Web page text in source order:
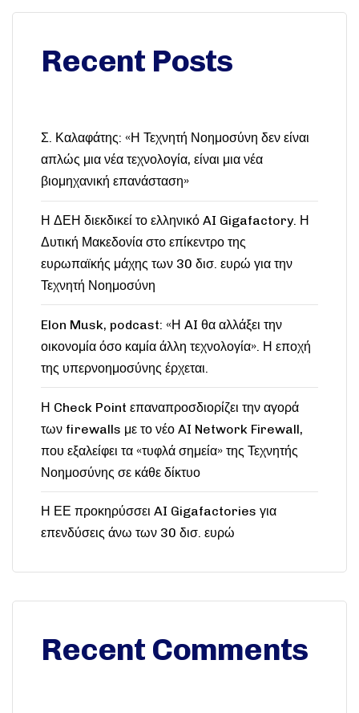
Recent Posts
Σ. Καλαφάτης: «Η Τεχνητή Νοημοσύνη δεν είναι
απλώς μια νέα τεχνολογία, είναι μια νέα
βιομηχανική επανάσταση»
Η ΔΕΗ διεκδικεί το ελληνικό AI Gigafactory. Η
Δυτική Μακεδονία στο επίκεντρο της
ευρωπαϊκής μάχης των 30 δισ. ευρώ για την
Τεχνητή Νοημοσύνη
Elon Musk, podcast: «Η AI θα αλλάξει την
οικονομία όσο καμία άλλη τεχνολογία». Η εποχή
της υπερνοημοσύνης έρχεται.
Η Check Point επαναπροσδιορίζει την αγορά
των firewalls με το νέο AI Network Firewall,
που εξαλείφει τα «τυφλά σημεία» της Τεχνητής
Νοημοσύνης σε κάθε δίκτυο
Η ΕΕ προκηρύσσει AI Gigafactories για
επενδύσεις άνω των 30 δισ. ευρώ
Recent Comments